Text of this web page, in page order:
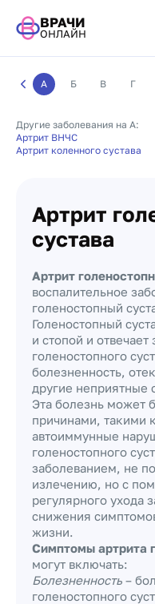
ВРАЧИ
ОНЛАЙН
А Б В Г
Другие заболевания на А:
Артрит ВНЧС
Артрит коленного сустава
Артрит
сустава
Артрит
воспалительное
голеностопный
Голеностопный
и стопой и
голеностопного
болезненность,
другие неприятные
Эта болезнь может
причинами, такими
автоиммунные
голеностопного
заболеванием, не
излечению, но с
регулярного ухода
снижения
жизни.
Симптомы артрита
могут включать:
Болезненность –
голеностопного